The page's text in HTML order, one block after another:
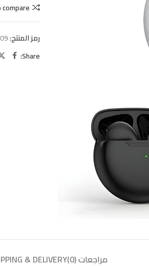
رمز المنتج:
Share:
مراجعات (0) & DELIVERY